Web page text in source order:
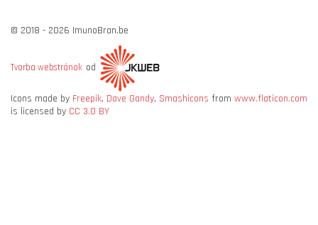
© 2018 - 2026 ImunoBran.be
Tvorba webstránok od
Icons made by Freepik, Dave Gandy, Smashicons from www.flaticon.com
is licensed by CC 3.0 BY